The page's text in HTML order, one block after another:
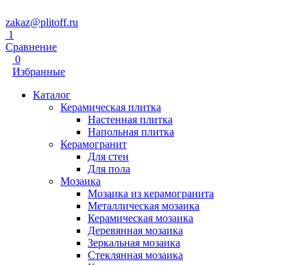
zakaz@plitoff.ru
1
Сравнение
0
Избранные
Каталог
Керамическая плитка
Настенная плитка
Напольная плитка
Керамогранит
Для стен
Для пола
Мозаика
Мозаика из керамогранита
Металлическая мозаика
Керамическая мозаика
Деревянная мозаика
Зеркальная мозаика
Стеклянная мозаика